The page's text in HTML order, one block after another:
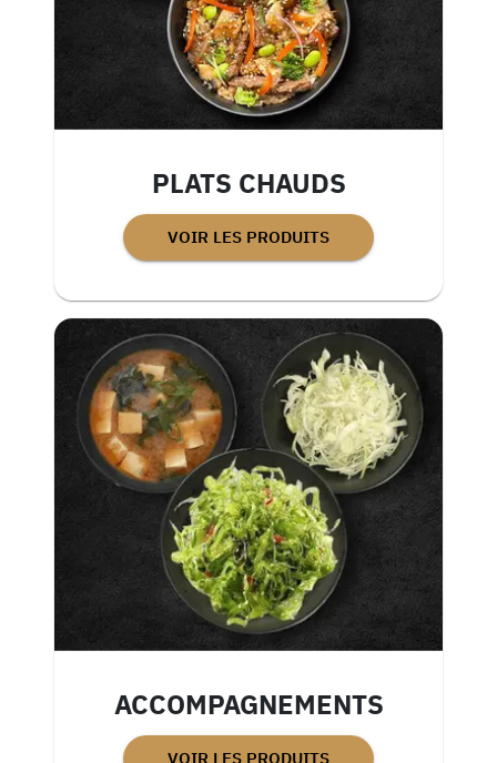
PLATS CHAUDS
VOIR LES PRODUITS
ACCOMPAGNEMENTS
VOIR LES PRODUITS